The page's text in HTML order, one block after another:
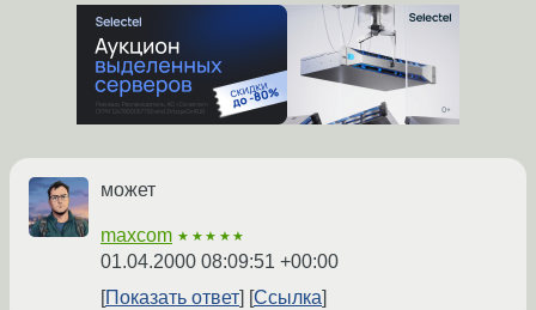
может
maxcom ★★★★★
01.04.2000 08:09:51 +00:00
Показать ответ
Ссылка